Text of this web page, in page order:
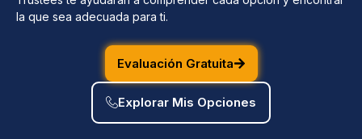
la que sea adecuada para ti.
Evaluación Gratuita
Explorar Mis Opciones